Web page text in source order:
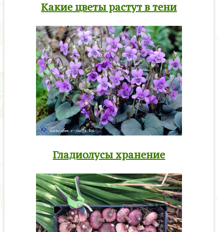
Какие цветы растут в тени
Гладиолусы хранение